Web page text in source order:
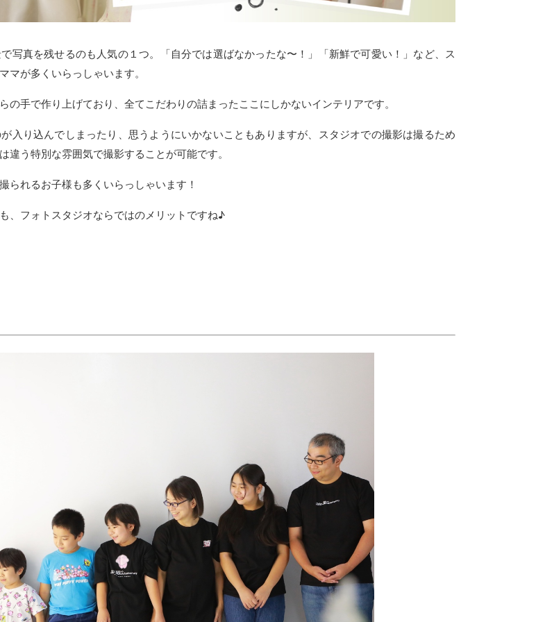
写真を残せるのも人気の１つ。「自分では選ばなかったな〜！」「新鮮で可愛い！」など、ス
マが多くいらっしゃいます。
の手で作り上げており、全てこだわりの詰まったここにしかないインテリアです。
入り込んでしまったり、思うようにいかないこともありますが、スタジオでの撮影は撮るため
違う特別な雰囲気で撮影することが可能です。
られるお子様も多くいらっしゃいます！
、フォトスタジオならではのメリットですね♪